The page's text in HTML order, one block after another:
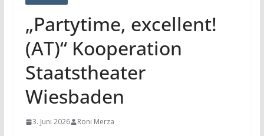
„Partytime, excellent!
(AT)“ Kooperation
Staatstheater
Wiesbaden
3. Juni 2026 Roni Merza